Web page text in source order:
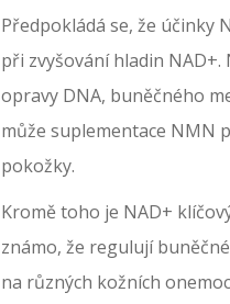
Předpokládá se, že účinky
při zvyšování hladin
opravy DNA, buněčného
může suplementace NMN
pokožky.
Kromě toho je NAD+
známo, že regulují
na různých kožních